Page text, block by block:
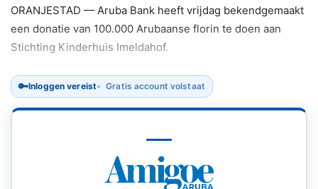
ORANJESTAD — Aruba Bank heeft vrijdag bekendgemaakt
een donatie van 100.000 Arubaanse florin te doen aan
Stichting Kinderhuis Imeldahof.
🔑Inloggen vereist Gratis account volstaat